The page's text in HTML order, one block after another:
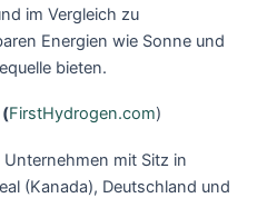
im Vergleich zu
Energien wie Sonne und
bieten.
(FirstHydrogen.com)
mit Sitz in
(Kanada), Deutschland und